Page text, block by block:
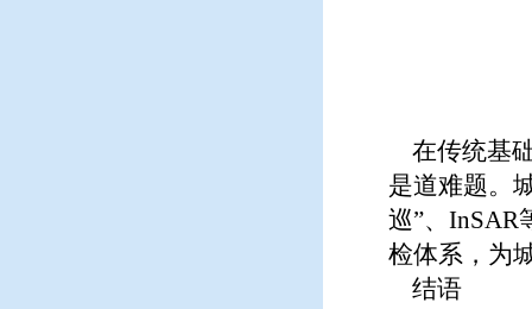
在传统基
是道难题。
巡”、InSAR
检体系，为
结语